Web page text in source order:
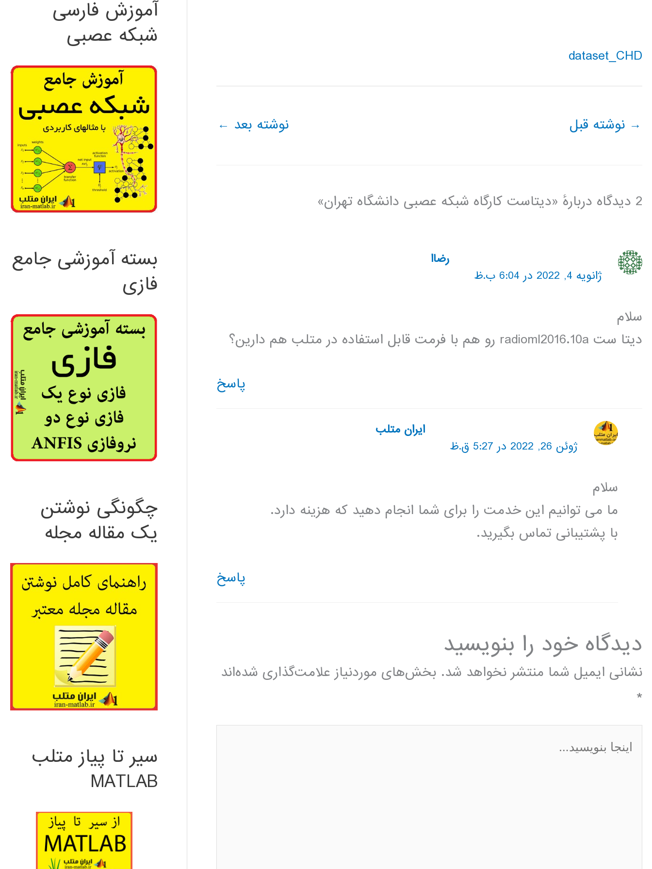
dataset_CHD
→ نوشته قبل نوشته بعد ←
2 دیدگاه دربارهٔ «دیتاست کارگاه شبکه عصبی دانشگاه تهران»
رضاا
ژانویه 4, 2022 در 6:04 ب.ظ
سلام
دیتا ست radioml2016.10a رو هم با فرمت قابل استفاده در متلب هم دارین؟
پاسخ
ایران متلب
ژوئن 26, 2022 در 5:27 ق.ظ
سلام
ما می توانیم این خدمت را برای شما انجام دهید که هزینه دارد.
با پشتیبانی تماس بگیرید.
پاسخ
دیدگاه‌ خود را بنویسید
نشانی ایمیل شما منتشر نخواهد شد. بخش‌های موردنیاز علامت‌گذاری شده‌اند
*
بنویسید…
آموزش فارسی
شبکه عصبی
بسته آموزشی جامع
فازی
چگونگی نوشتن
یک مقاله مجله
سیر تا پیاز متلب
MATLAB